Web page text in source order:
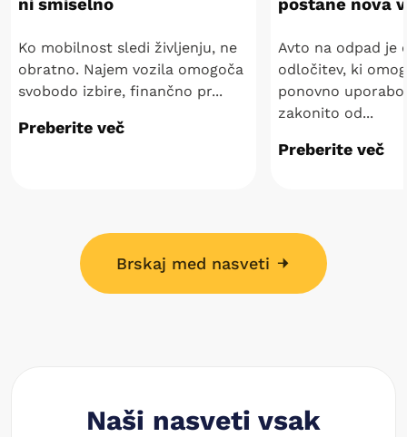
ni smiselno
Ko mobilnost sledi življenju, ne
obratno. Najem vozila omogoča
svobodo izbire, finančno pr...
Preberite več
postane nova
Avto na odpad je
odločitev, ki
ponovno
zakonito od...
Preberite več
Brskaj med nasveti
Naši nasveti vsak